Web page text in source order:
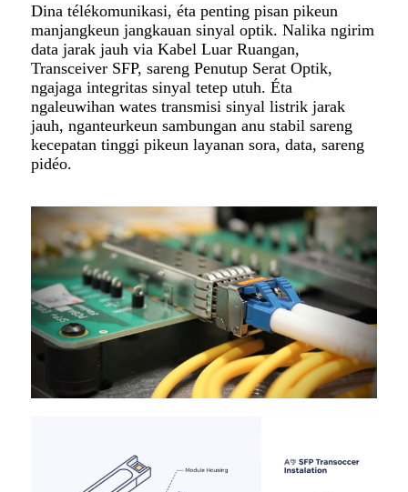
Dina télékomunikasi, éta penting pisan pikeun
manjangkeun jangkauan sinyal optik. Nalika ngirim
data jarak jauh via Kabel Luar Ruangan,
Transceiver SFP, sareng Penutup Serat Optik,
ngajaga integritas sinyal tetep utuh. Éta
ngaleuwihan wates transmisi sinyal listrik jarak
jauh, nganteurkeun sambungan anu stabil sareng
kecepatan tinggi pikeun layanan sora, data, sareng
pidéo.